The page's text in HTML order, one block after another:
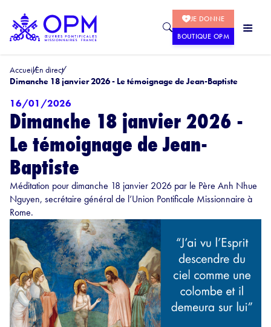
JE DONNE
BOUTIQUE OPM
AccueilEn direct
Dimanche 18 janvier 2026 - Le témoignage de Jean-Baptiste
16/01/2026
Dimanche 18 janvier 2026 -
Le témoignage de Jean-
Baptiste
Méditation pour dimanche 18 janvier 2026 par le Père Anh Nhue
Nguyen, secrétaire général de l’Union Pontificale Missionnaire à
Rome.